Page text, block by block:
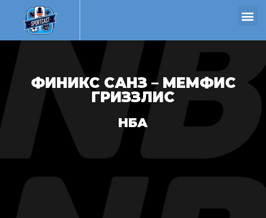
ФИНИКС САНЗ – МЕМФИС
ГРИЗЗЛИС
НБА